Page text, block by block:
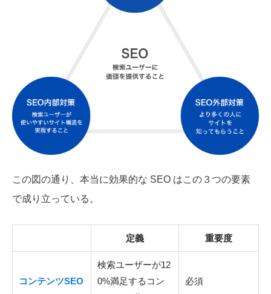
この図の通り、本当に効果的な SEO はこの３つの要素
で成り立っている。
定義 重要度
コンテンツSEO
検索ユーザーが12
0%満足するコン
必須